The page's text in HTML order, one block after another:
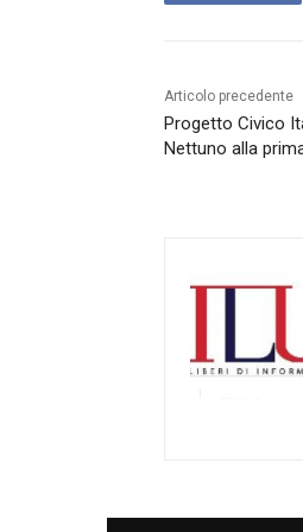
Articolo precedente
Progetto Civico
Nettuno alla